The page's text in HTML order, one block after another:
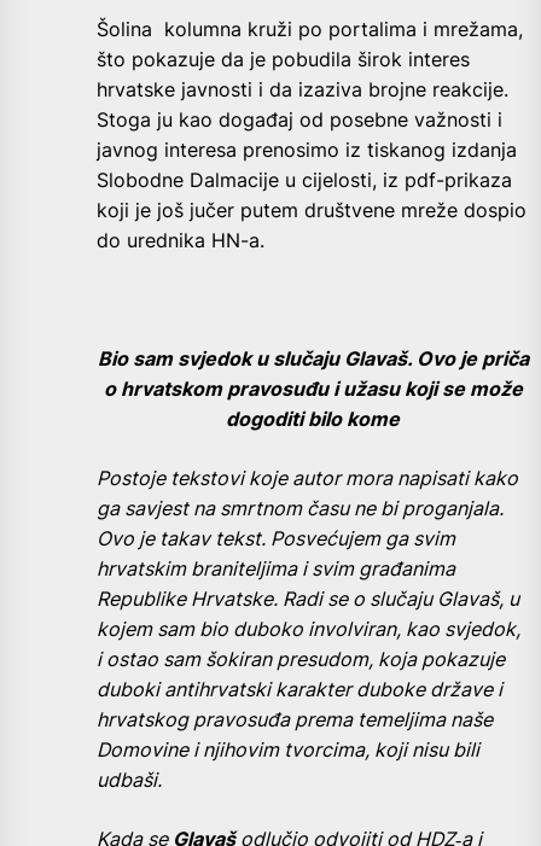
Šolina kolumna kruži po portalima i mrežama,
što pokazuje da je pobudila širok interes
hrvatske javnosti i da izaziva brojne reakcije.
Stoga ju kao događaj od posebne važnosti i
javnog interesa prenosimo iz tiskanog izdanja
Slobodne Dalmacije u cijelosti, iz pdf-prikaza
koji je još jučer putem društvene mreže dospio
do urednika HN-a.
Bio sam svjedok u slučaju Glavaš. Ovo je priča
o hrvatskom pravosuđu i užasu koji se može
dogoditi bilo kome
Postoje tekstovi koje autor mora napisati kako
ga savjest na smrtnom času ne bi proganjala.
Ovo je takav tekst. Posvećujem ga svim
hrvatskim braniteljima i svim građanima
Republike Hrvatske. Radi se o slučaju Glavaš, u
kojem sam bio duboko involviran, kao svjedok,
i ostao sam šokiran presudom, koja pokazuje
duboki antihrvatski karakter duboke države i
hrvatskog pravosuđa prema temeljima naše
Domovine i njihovim tvorcima, koji nisu bili
udbaši.
Kada se Glavašodlučio odvojiti od HDZ‑a i